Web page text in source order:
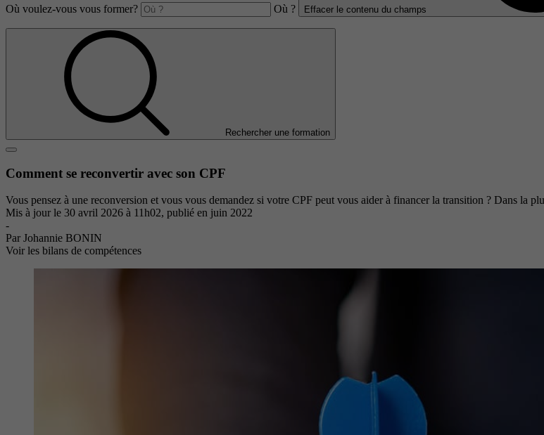
Où voulez-vous vous former? Où ? Effacer le contenu du champs
Rechercher une formation
Comment se reconvertir avec son CPF
Vous pensez à une reconversion et vous vous demandez si votre CPF peut vous aider à financer la transition ? Dans la
Mis à jour le 30 avril 2026 à 11h02, publié en juin 2022
-
Par Johannie BONIN
Voir les bilans de compétences